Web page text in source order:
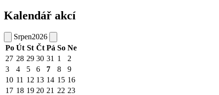
Kalendář akcí
Srpen2026
Po Út St Čt Pá So Ne
27 28 29 30 31 1
2
3
4 5 6 7 8
9
10 11 12 13 14 15 16
17 18 19 20 21 22 23